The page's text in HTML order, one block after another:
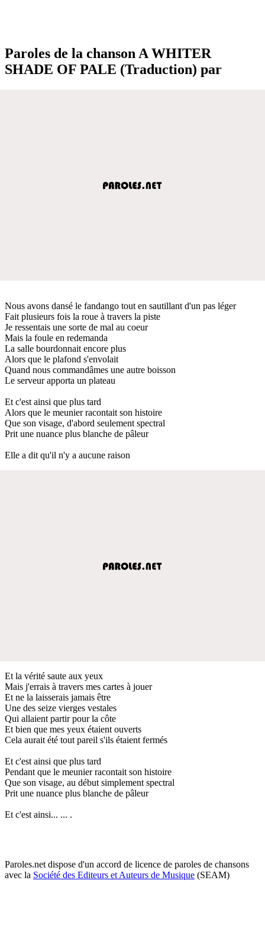
Paroles de la chanson A WHITER
SHADE OF PALE (Traduction) par
Nous avons dansé le fandango tout en sautillant d'un pas léger
Fait plusieurs fois la roue à travers la piste
Je ressentais une sorte de mal au coeur
Mais la foule en redemanda
La salle bourdonnait encore plus
Alors que le plafond s'envolait
Quand nous commandâmes une autre boisson
Le serveur apporta un plateau
Et c'est ainsi que plus tard
Alors que le meunier racontait son histoire
Que son visage, d'abord seulement spectral
Prit une nuance plus blanche de pâleur
Elle a dit qu'il n'y a aucune raison
Et la vérité saute aux yeux
Mais j'errais à travers mes cartes à jouer
Et ne la laisserais jamais être
Une des seize vierges vestales
Qui allaient partir pour la côte
Et bien que mes yeux étaient ouverts
Cela aurait été tout pareil s'ils étaient fermés
Et c'est ainsi que plus tard
Pendant que le meunier racontait son histoire
Que son visage, au début simplement spectral
Prit une nuance plus blanche de pâleur
Et c'est ainsi... ... .
Paroles.net dispose d'un accord de licence de paroles de chansons
avec la Société des Editeurs et Auteurs de Musique (SEAM)